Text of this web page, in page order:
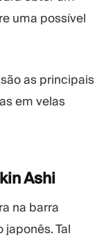
uma possível
as principais
em velas
Ashi
na barra
Tal
empresa